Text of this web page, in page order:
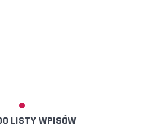
LISTY WPISÓW